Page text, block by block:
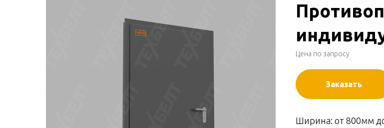
Цена по запросу
Заказать
Ширина: от 800мм